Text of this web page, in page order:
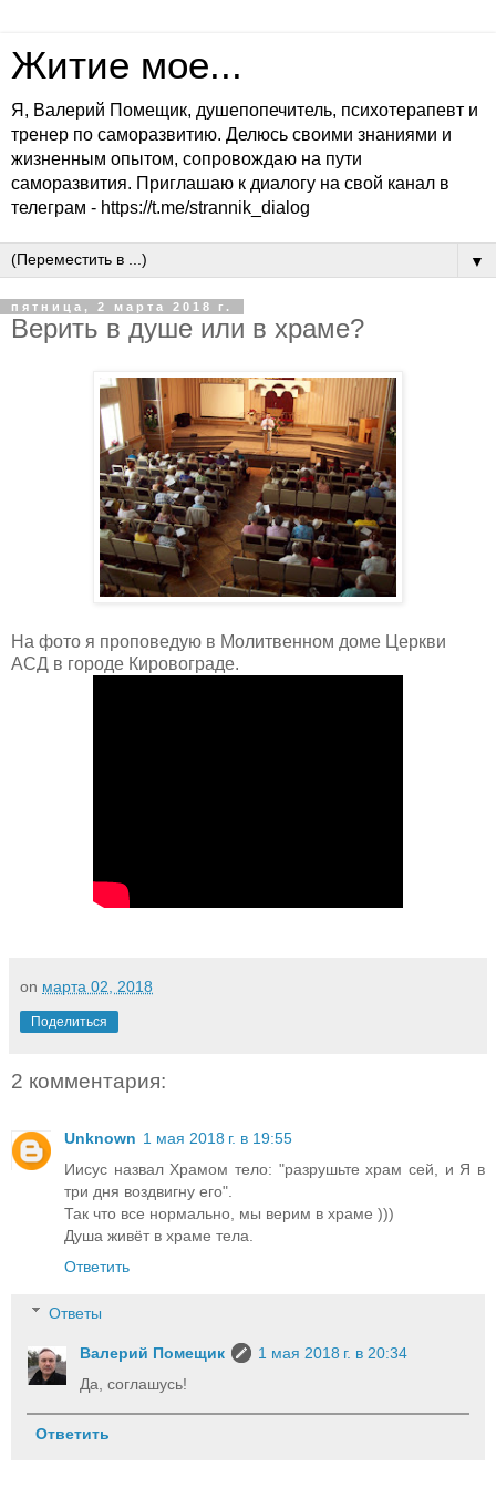
Житие мое...
Я, Валерий Помещик, душепопечитель, психотерапевт и
тренер по саморазвитию. Делюсь своими знаниями и
жизненным опытом, сопровождаю на пути
саморазвития. Приглашаю к диалогу на свой канал в
телеграм - https://t.me/strannik_dialog
▼
пятница, 2 марта 2018 г.
Верить в душе или в храме?
На фото я проповедую в Молитвенном доме Церкви
АСД в городе Кировограде.
on марта 02, 2018
Поделиться
2 комментария:
Unknown 1 мая 2018 г. в 19:55
Иисус назвал Храмом тело: "разрушьте храм сей, и Я в
три дня воздвигну его".
Так что все нормально, мы верим в храме )))
Душа живёт в храме тела.
Ответить
Ответы
Валерий Помещик
1 мая 2018 г. в 20:34
Да, соглашусь!
Ответить